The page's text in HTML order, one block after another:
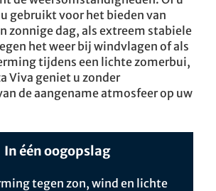
gebruikt voor het bieden van
zonnige dag, als extreem stabiele
het weer bij windvlagen of als
tijdens een lichte zomerbui,
Viva geniet u zonder
de aangename atmosfeer op uw
In één oogopslag
tegen zon, wind en lichte